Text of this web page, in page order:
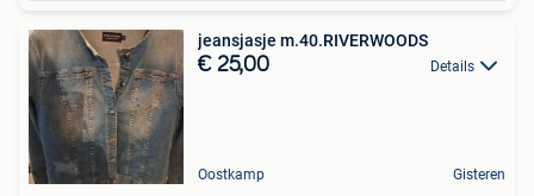
jeansjasje m.40.RIVERWOODS
€ 25,00 Details
Oostkamp Gisteren